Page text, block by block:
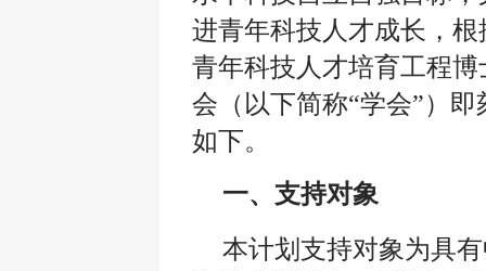
进青年科技人才成长，
青年科技人才培育工程
会（以下简称“学会”）
如下。
一、支持对象
本计划支持对象为具